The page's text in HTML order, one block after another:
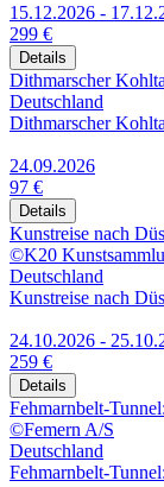
15.12.2026 -
299 €
Details
Dithmarscher
Deutschland
Dithmarscher
24.09.2026
97 €
Details
Kunstreise nach
©K20
Deutschland
Kunstreise nach
24.10.2026 -
259 €
Details
Fehmarnbelt-
©Femern A/S
Deutschland
Fehmarnbelt-